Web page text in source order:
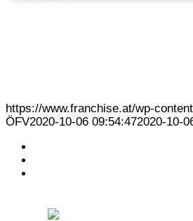
https://www.franchise.at/wp-
ÖFV2020-10-06 09:54:472020-10-